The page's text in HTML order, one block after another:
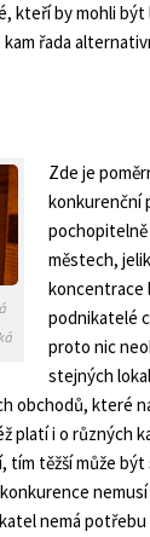
kteří by mohli být
řada
Zde je
konkurenční
městech,
koncentrace
podnikatelé
proto nic
stejných
obchodů, které
platí i o různých
těžší může být
nemá potřebu